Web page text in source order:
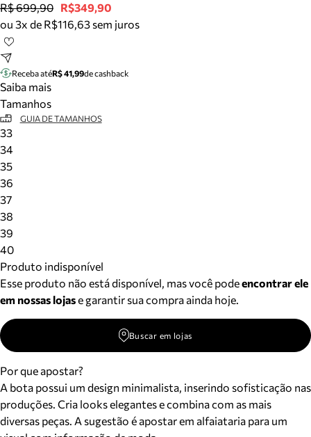
Tênis
Mule
Tire dúvidas sobre pedidos, devoluções e mais.
Meus pedidos
Acompanhe seus pedidos e solicite devoluções.
R$ 699,90 R$349,90
ou 3x de R$116,63 sem juros
Receba atéR$ 41,99de cashback
Saiba mais
Tamanhos
GUIA DE TAMANHOS
33
34
35
36
37
38
39
40
Produto indisponível
Esse produto não está disponível, mas você podeencontrar ele
em nossas lojase garantir sua compra ainda hoje.
Buscar em lojas
Por que apostar?
A bota possui um design minimalista, inserindo sofisticação nas
produções. Cria looks elegantes e combina com as mais
diversas peças. A sugestão é apostar em alfaiataria para um